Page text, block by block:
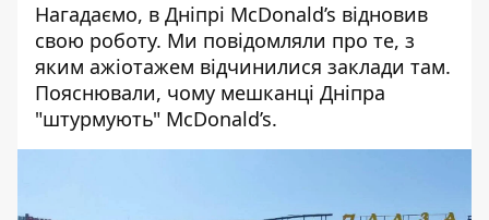
Нагадаємо, в Дніпрі McDonald’s відновив
свою роботу. Ми повідомляли про те, з
яким ажіотажем відчинилися заклади там.
Пояснювали, чому мешканці Дніпра
"штурмують" McDonald’s.